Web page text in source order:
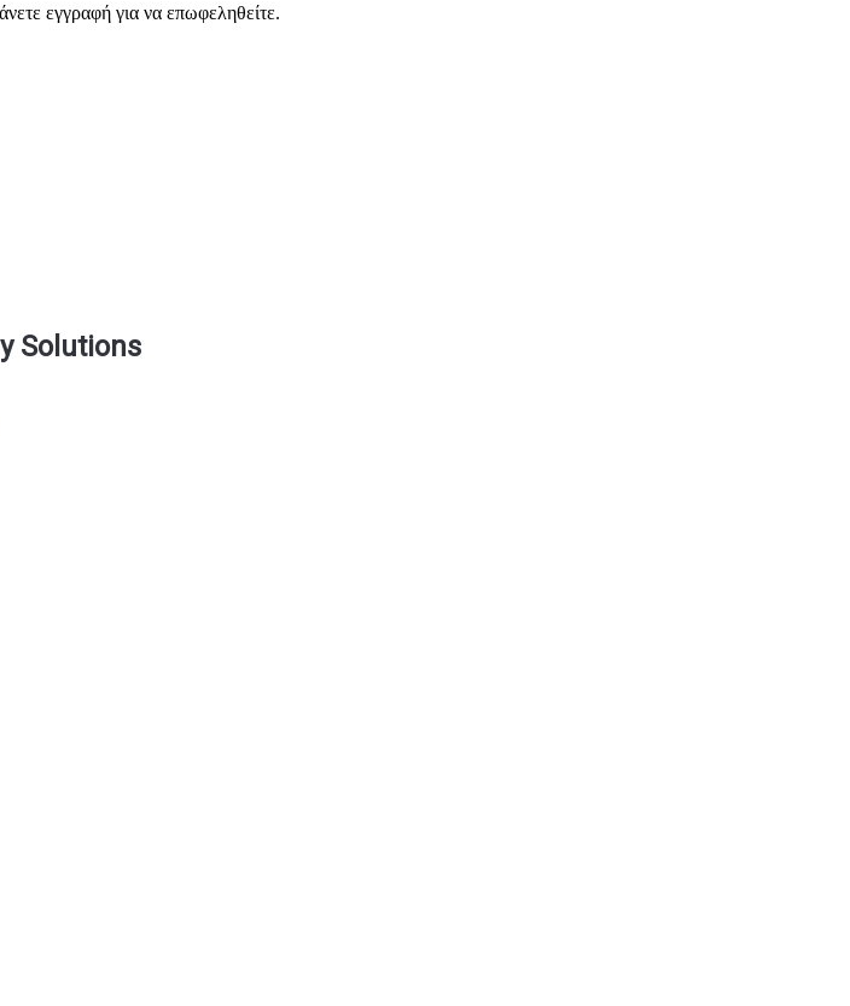
εγγραφή για να επωφεληθείτε.
Solutions